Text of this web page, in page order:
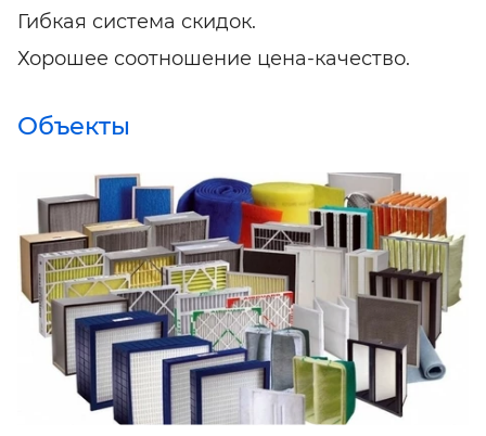
Гибкая система скидок.
Хорошее соотношение цена-качество.
Объекты